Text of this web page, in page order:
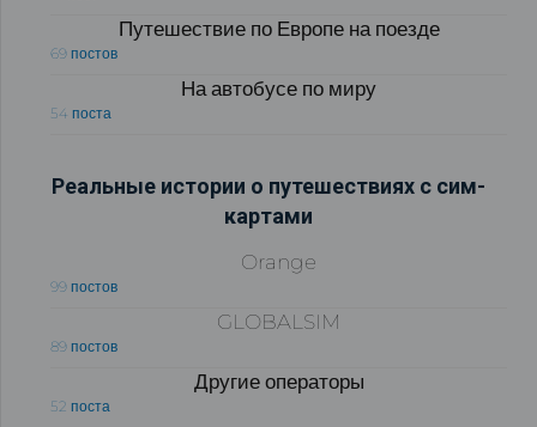
Путешествие по Европе на поезде
69 постов
На автобусе по миру
54 поста
Реальные истории о путешествиях с сим-
картами
Orange
99 постов
GLOBALSIM
89 постов
Другие операторы
52 поста